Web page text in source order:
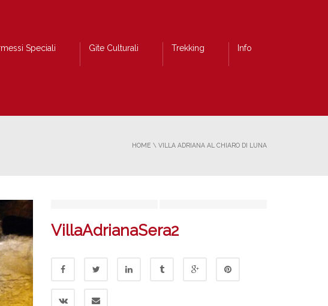
Speciali Gite Culturali Trekking Info
HOME \ VILLA ADRIANA AL CHIARO DI LUNA
VillaAdrianaSera2